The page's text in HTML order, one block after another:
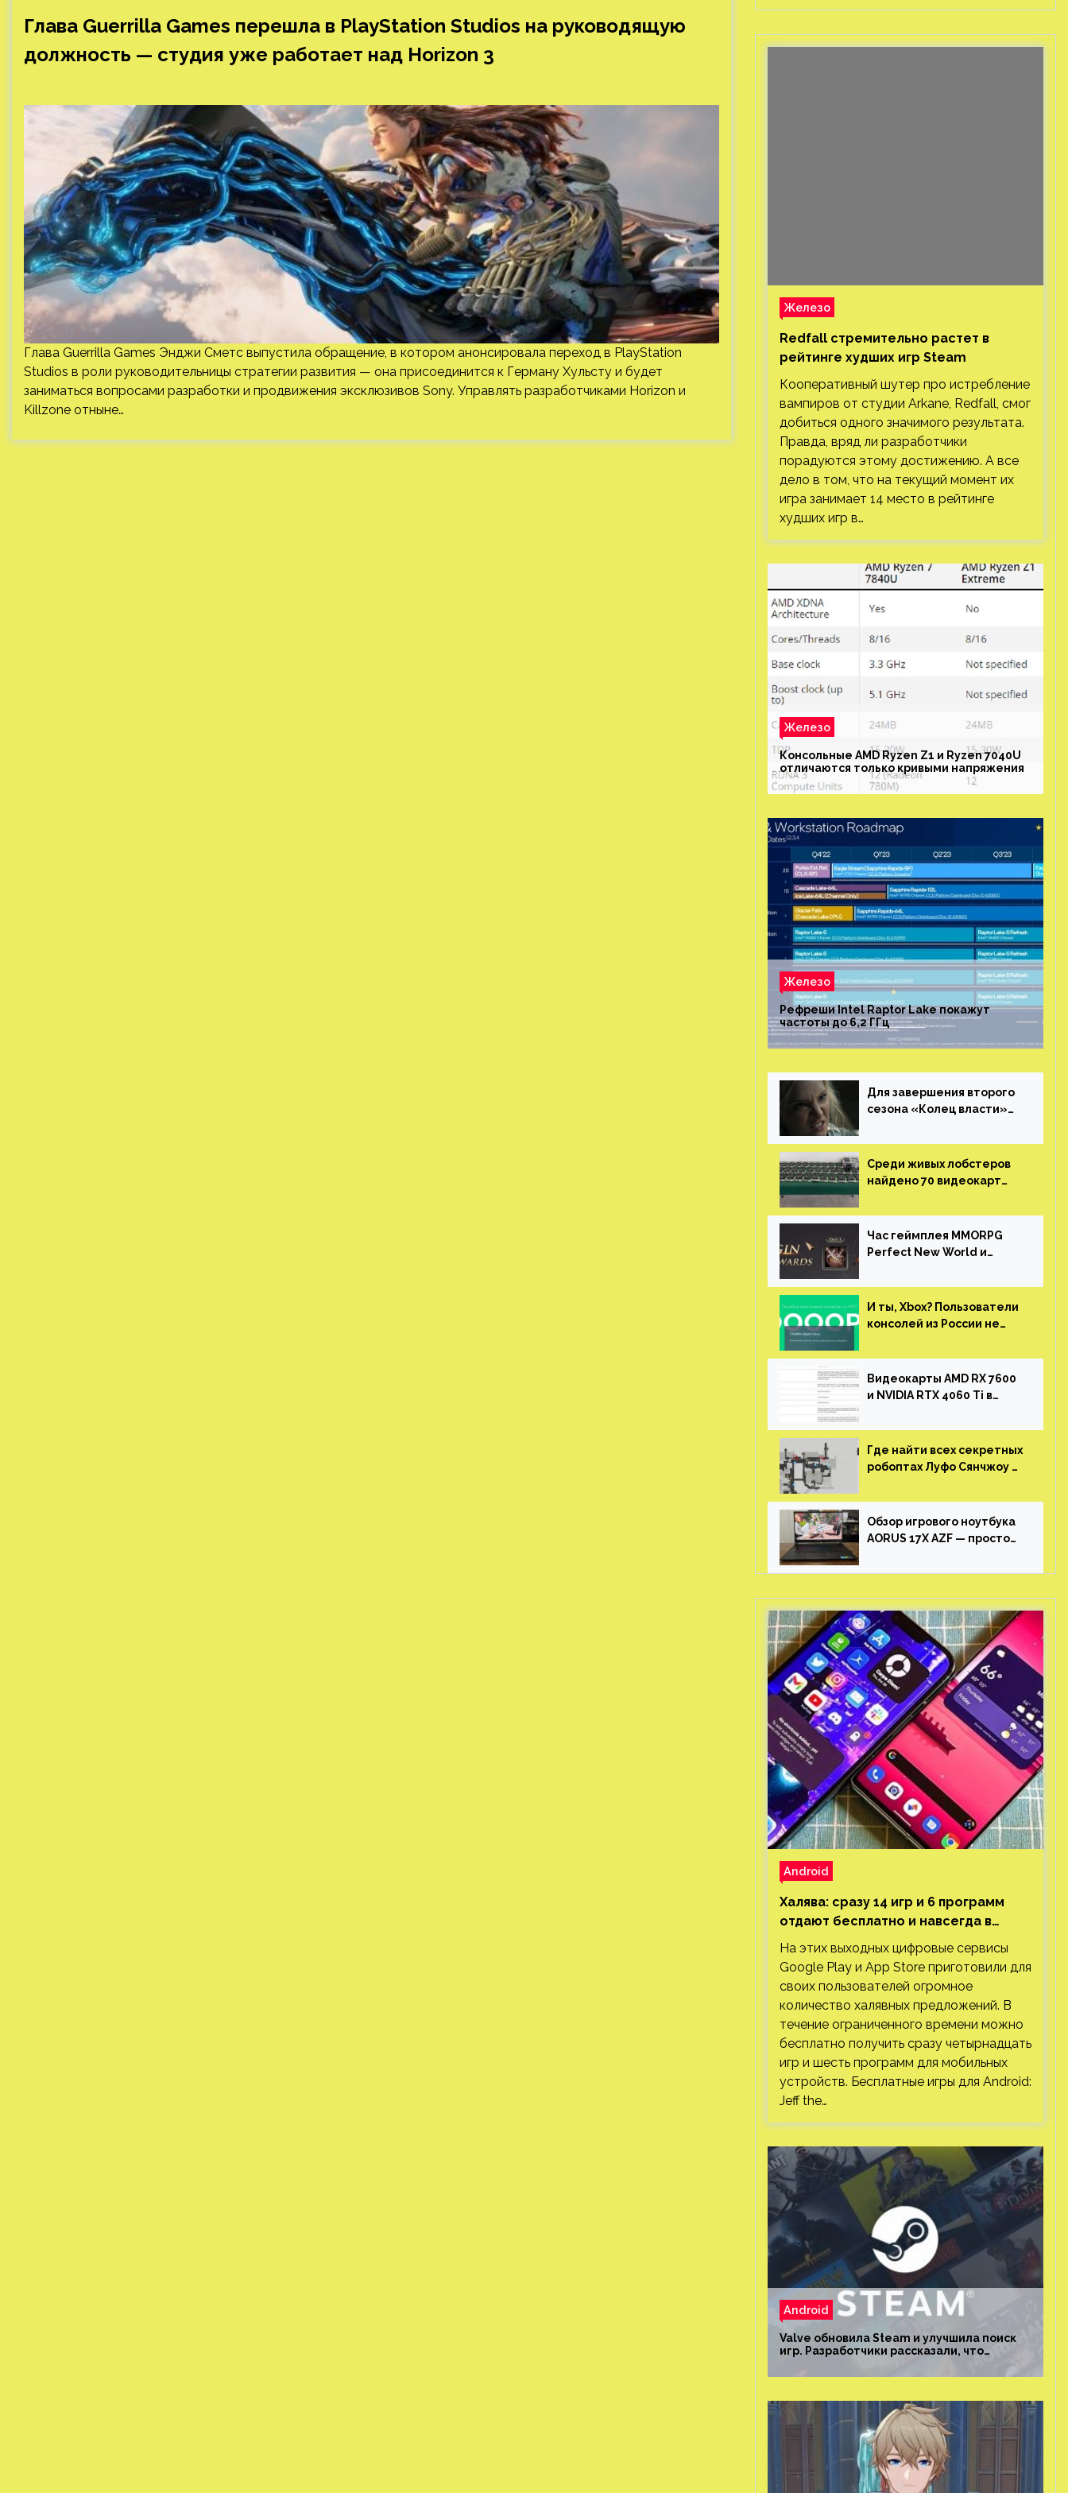
Глава Guerrilla Games перешла в PlayStation Studios на руководящую
должность — студия уже работает над Horizon 3
Глава Guerrilla Games Энджи Сметс выпустила обращение, в котором анонсировала переход в PlayStation
Studios в роли руководительницы стратегии развития — она присоединится к Герману Хульсту и будет
заниматься вопросами разработки и продвижения эксклюзивов Sony. Управлять разработчиками Horizon и
Killzone отныне…
Железо
Redfall стремительно растет в
рейтинге худших игр Steam
Кооперативный шутер про истребление
вампиров от студии Arkane, Redfall, смог
добиться одного значимого результата.
Правда, вряд ли разработчики
порадуются этому достижению. А все
дело в том, что на текущий момент их
игра занимает 14 место в рейтинге
худших игр в…
Железо
Консольные AMD Ryzen Z1 и Ryzen 7040U
отличаются только кривыми напряжения
Железо
Рефреши Intel Raptor Lake покажут
частоты до 6,2 ГГц
Для завершения второго
сезона «Колец власти»
Среди живых лобстеров
найдено 70 видеокарт
китайской таможни
Час геймплея MMORPG
Perfect New World и
И ты, Xbox? Пользователи
консолей из России не
учетные записи
Видеокарты AMD RX 7600
и NVIDIA RTX 4060 Ti в
Где найти всех секретных
робоптах Луфо Сянчжоу в
Обзор игрового ноутбука
AORUS 17X AZF — просто
Android
Халява: сразу 14 игр и 6 программ
отдают бесплатно и навсегда в
Google Play и App Store. Есть проект
с 1 млн загрузок
На этих выходных цифровые сервисы
Google Play и App Store приготовили для
своих пользователей огромное
количество халявных предложений. В
течение ограниченного времени можно
бесплатно получить сразу четырнадцать
игр и шесть программ для мобильных
устройств. Бесплатные игры для Android:
Jeff the…
Android
Valve обновила Steam и улучшила поиск
игр. Разработчики рассказали, что